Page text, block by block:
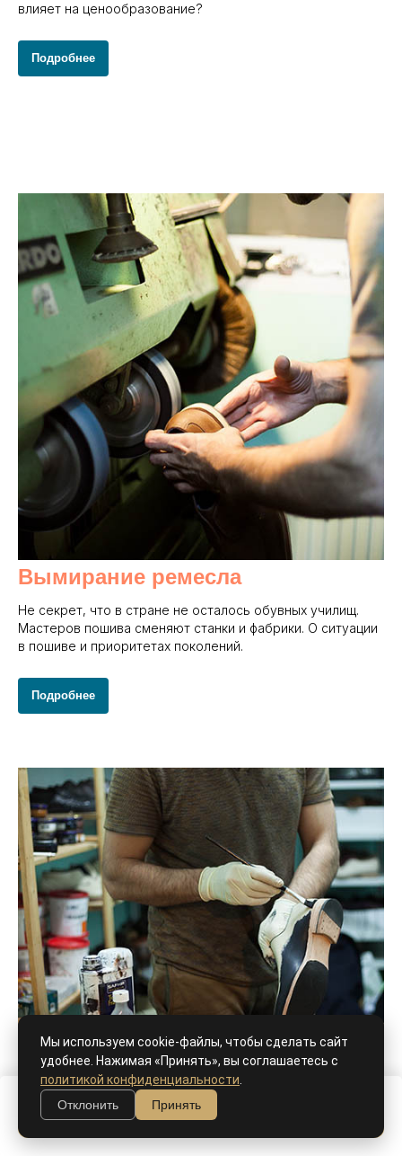
Мы используем cookie-файлы, чтобы сделать сайт
удобнее. Нажимая «Принять», вы соглашаетесь с
политикой конфиденциальности
Отклонить
Принять
В корзину
влияет на ценообразование?
Подробнее
Вымирание ремесла
Не секрет, что в стране не осталось обувных училищ.
Мастеров пошива сменяют станки и фабрики. О ситуации
в пошиве и приоритетах поколений.
Подробнее
Ручной окрас, патина - как